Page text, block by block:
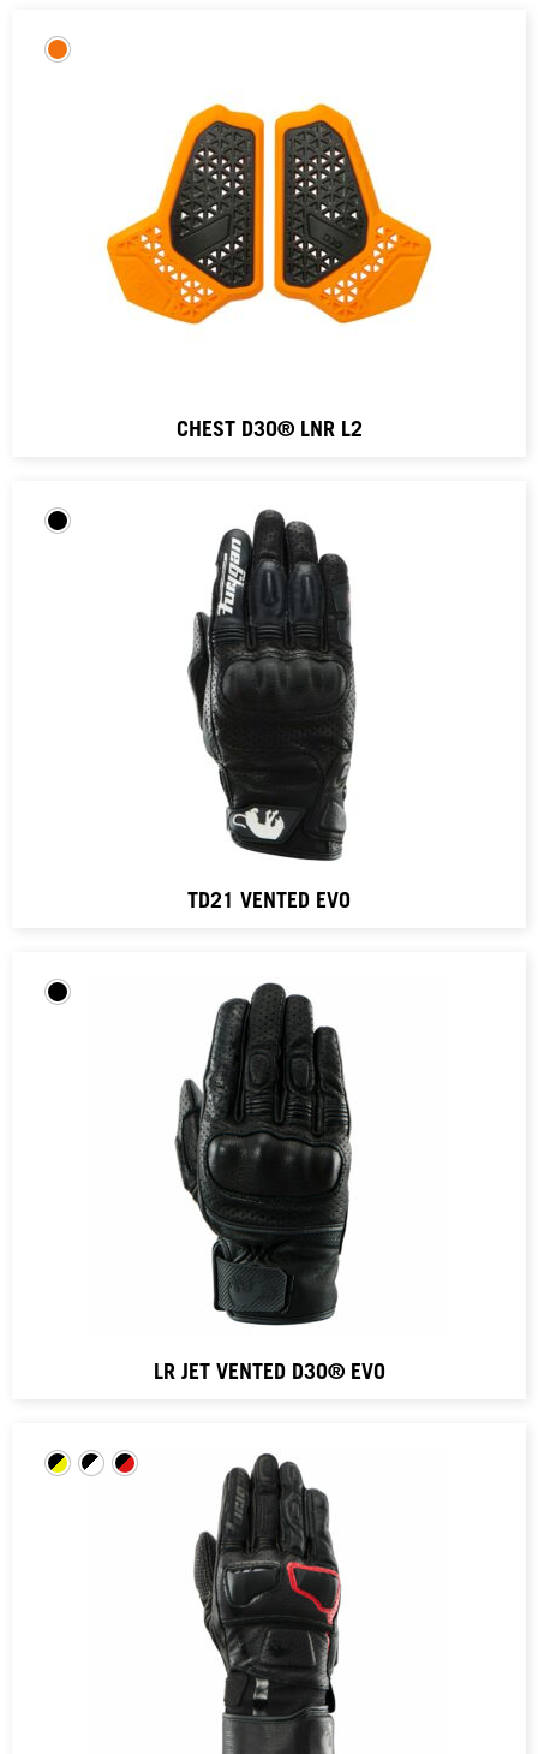
CHEST D3O® LNR L2
TD21 VENTED EVO
LR JET VENTED D3O® EVO